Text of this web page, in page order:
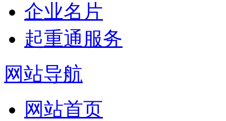
企业名片
起重通服务
网站导航
网站首页